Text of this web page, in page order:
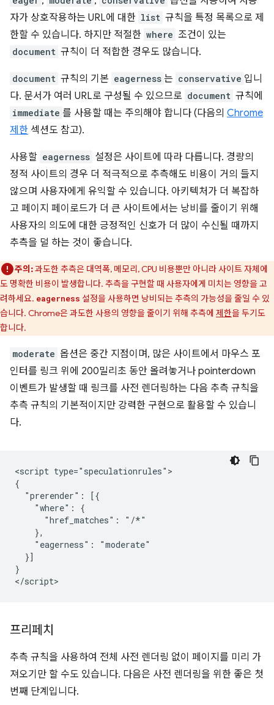
자가 상호작용하는 URL에 대한 list 규칙을 특정 목록으로 제
한할 수 있습니다. 하지만 적절한 where 조건이 있는
document 규칙이 더 적합한 경우도 많습니다.
document 규칙의 기본 eagerness 는 conservative 입니
다. 문서가 여러 URL로 구성될 수 있으므로 document 규칙에
immediate 를 사용할 때는 주의해야 합니다 (다음의 Chrome
제한 섹션도 참고).
사용할 eagerness 설정은 사이트에 따라 다릅니다. 경량의
정적 사이트의 경우 더 적극적으로 추측해도 비용이 거의 들지
않으며 사용자에게 유익할 수 있습니다. 아키텍처가 더 복잡하
고 페이지 페이로드가 더 큰 사이트에서는 낭비를 줄이기 위해
사용자의 의도에 대한 긍정적인 신호가 더 많이 수신될 때까지
추측을 덜 하는 것이 좋습니다.
주의:과도한 추측은 대역폭, 메모리, CPU 비용뿐만 아니라 사이트 자체에
도 명확한 비용이 발생합니다. 추측을 구현할 때 사용자에게 미치는 영향을 고
려하세요. eagerness 설정을 사용하면 낭비되는 추측의 가능성을 줄일 수 있
습니다. Chrome은 과도한 사용의 영향을 줄이기 위해 추측에 제한을 두기도
합니다.
moderate 옵션은 중간 지점이며, 많은 사이트에서 마우스 포
인터를 링크 위에 200밀리초 동안 올려놓거나 pointerdown
이벤트가 발생할 때 링크를 사전 렌더링하는 다음 추측 규칙을
추측 규칙의 기본적이지만 강력한 구현으로 활용할 수 있습니
다.
<script type="speculationrules">
{
  "prerender": [{
    "where": {
      "href_matches": "/*"
    },
    "eagerness": "moderate"
  }]
}
프리페치
추측 규칙을 사용하여 전체 사전 렌더링 없이 페이지를 미리 가
져오기만 할 수도 있습니다. 다음은 사전 렌더링을 위한 좋은 첫
번째 단계입니다.